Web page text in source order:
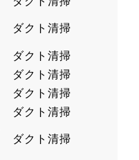
ダクト清掃
ダクト清掃
ダクト清掃
ダクト清掃
ダクト清掃
ダクト清掃